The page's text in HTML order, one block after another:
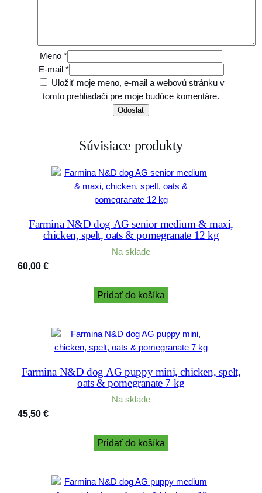
Meno *
E-mail *
Uložiť moje meno, e-mail a webovú stránku v
tomto prehliadači pre moje budúce komentáre.
Súvisiace produkty
Farmina N&D dog AG senior medium & maxi,
chicken, spelt, oats & pomegranate 12 kg
Na sklade
60,00 €
Pridať do košíka
Farmina N&D dog AG puppy mini, chicken, spelt,
oats & pomegranate 7 kg
Na sklade
45,50 €
Pridať do košíka